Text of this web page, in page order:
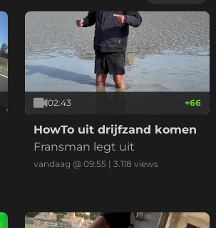
02:43 +66
HowTo uit drijfzand komen
Fransman legt uit
vandaag @ 09:55 |3.118 views